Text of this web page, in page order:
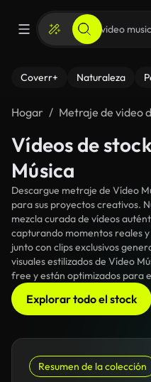
Coverr+ Naturaleza
Hogar Metraje de video
Vídeos de
Música
Descargue metraje de Vídeo
para sus proyectos creativos.
mezcla curada de vídeos
capturando momentos reales
junto con clips exclusivos
visuales estilizados de Vídeo
free y están optimizados para
Explorar todo el stock
Resumen de la colección